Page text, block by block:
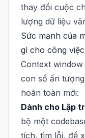
thay đổi cuộc
lượng dữ liệu
Sức mạnh của
gì cho công
Context
con số ấn
hoàn toàn mới:
Dành cho Lập
bộ một
tích, tìm lỗi, đề